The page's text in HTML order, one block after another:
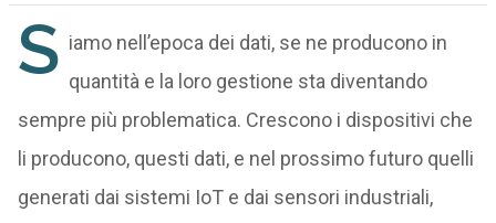
S iamo nell’epoca dei dati, se ne producono in
quantità e la loro gestione sta diventando
sempre più problematica. Crescono i dispositivi che
li producono, questi dati, e nel prossimo futuro quelli
generati dai sistemi IoT e dai sensori industriali,